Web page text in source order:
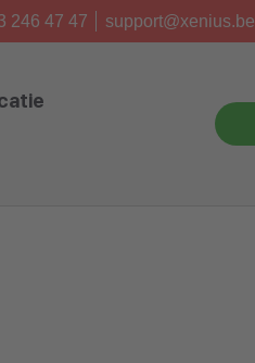
246 47 47 support@xenius.be